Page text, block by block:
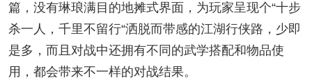
篇，没有琳琅满目的地摊式界面，为玩家呈现个“十步
杀一人，千里不留行“洒脱而带感的江湖行侠路，少即
是多，而且对战中还拥有不同的武学搭配和物品使
用，都会带来不一样的对战结果。